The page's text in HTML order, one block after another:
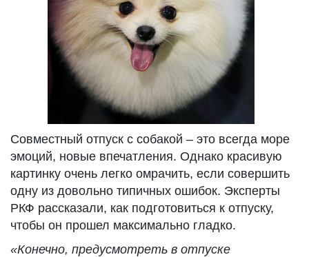
Совместный отпуск с собакой – это всегда море
эмоций, новые впечатления. Однако красивую
картинку очень легко омрачить, если совершить
одну из довольно типичных ошибок. Эксперты
РКФ рассказали, как подготовиться к отпуску,
чтобы он прошел максимально гладко.
«Конечно, предусмотреть в отпуске